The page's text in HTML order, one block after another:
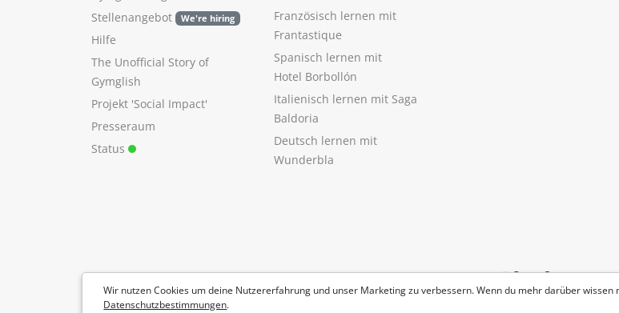
Wir nutzen Cookies um deine Nutzererfahrung und unser Marketing zu verbessern. Wenn du mehr darüber wissen
Datenschutzbestimmungen.
Stellenangebot
We're hiring
Hilfe
The Unofficial Story of
Gymglish
Projekt 'Social Impact'
Presseraum
Status
Französisch lernen mit
Frantastique
Spanisch lernen mit
Hotel Borbollón
Italienisch lernen mit Saga
Baldoria
Deutsch lernen mit
Wunderbla